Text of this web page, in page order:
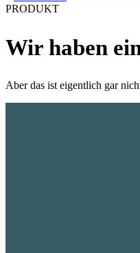
PRODUKT
Wir haben
Aber das ist eigentlich gar